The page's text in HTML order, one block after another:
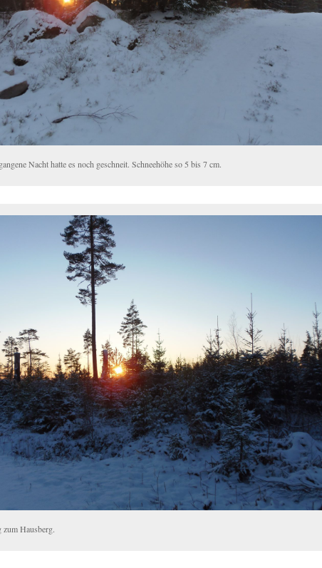
Nacht hatte es noch geschneit. Schneehöhe so 5 bis 7 cm.
zum Hausberg.